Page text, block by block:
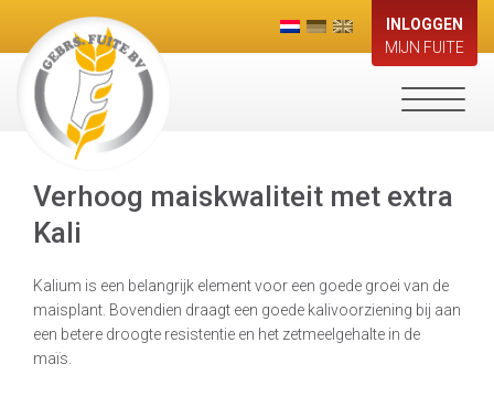
INLOGGEN
MIJN FUITE
Toggle
Verhoog maiskwaliteit met extra
Kali
Kalium is een belangrijk element voor een goede groei van de
maisplant. Bovendien draagt een goede kalivoorziening bij aan
een betere droogte resistentie en het zetmeelgehalte in de
maïs.